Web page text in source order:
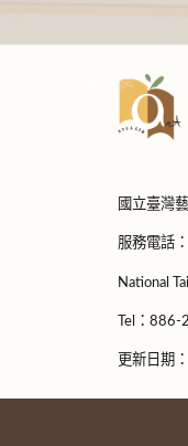
國立臺灣
服務電話
National
Tel：
更新日期：